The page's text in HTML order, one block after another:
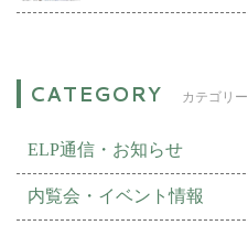
カテゴリー
ELP通信・お知らせ
内覧会・イベント情報